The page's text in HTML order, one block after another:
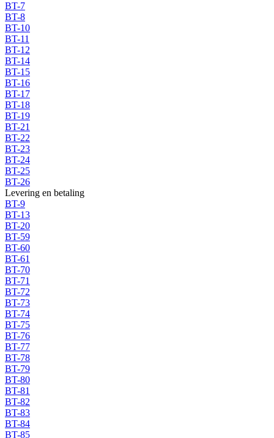
BT-7
BT-8
BT-10
BT-11
BT-12
BT-14
BT-15
BT-16
BT-17
BT-18
BT-19
BT-21
BT-22
BT-23
BT-24
BT-25
BT-26
Levering en betaling
BT-9
BT-13
BT-20
BT-59
BT-60
BT-61
BT-70
BT-71
BT-72
BT-73
BT-74
BT-75
BT-76
BT-77
BT-78
BT-79
BT-80
BT-81
BT-82
BT-83
BT-84
BT-85